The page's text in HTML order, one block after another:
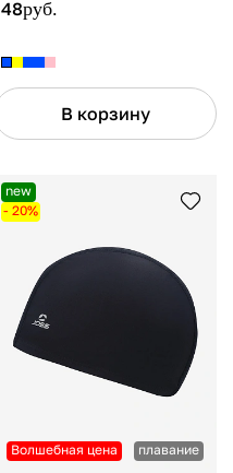
48руб.
В корзину
new
- 20%
Волшебная цена плавание